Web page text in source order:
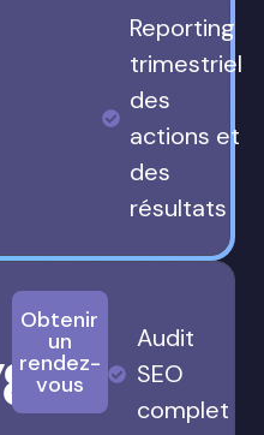
Reporting
trimestriel
des
actions et
des
résultats
Obtenir
un
rendez-
vous
Audit
SEO
complet